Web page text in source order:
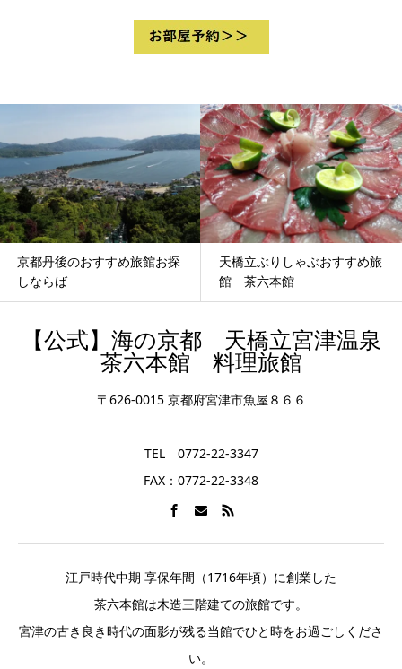
天橋立ぶりしゃぶおすすめ旅
館 茶六本館
天橋立の温泉旅館お探しです
か？茶六本館は温泉旅...
【公式】海の京都 天橋立宮津温泉
茶六本館 料理旅館
〒626-0015 京都府宮津市魚屋８６６
TEL 0772-22-3347
FAX：0772-22-3348
江戸時代中期 享保年間（1716年頃）に創業した
茶六本館は木造三階建ての旅館です。
宮津の古き良き時代の面影が残る当館でひと時をお過ごしくださ
い。